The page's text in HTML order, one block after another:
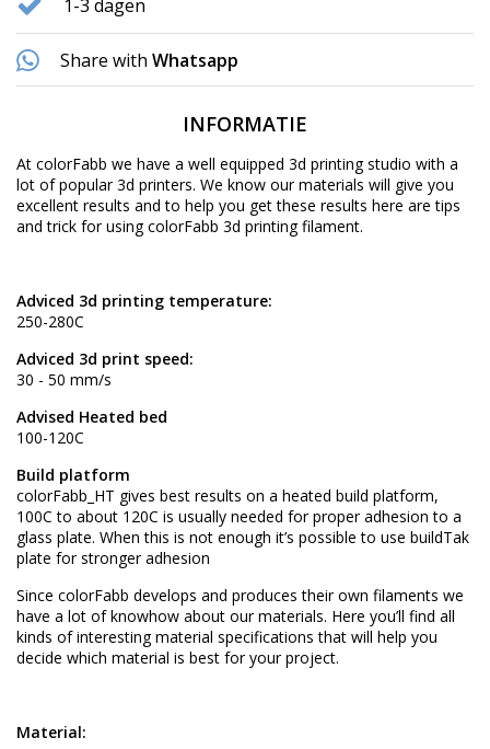
1-3 dagen
Share with Whatsapp
INFORMATIE
At colorFabb we have a well equipped 3d printing studio with a
lot of popular 3d printers. We know our materials will give you
excellent results and to help you get these results here are tips
and trick for using colorFabb 3d printing filament.
Adviced 3d printing temperature:
250-280C
Adviced 3d print speed:
30 - 50 mm/s
Advised Heated bed
100-120C
Build platform
colorFabb_HT gives best results on a heated build platform,
100C to about 120C is usually needed for proper adhesion to a
glass plate. When this is not enough it’s possible to use buildTak
plate for stronger adhesion
Since colorFabb develops and produces their own filaments we
have a lot of knowhow about our materials. Here you’ll find all
kinds of interesting material specifications that will help you
decide which material is best for your project.
Material: